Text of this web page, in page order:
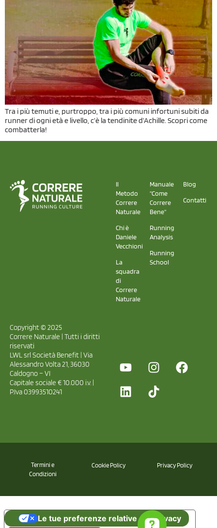
Tra i più temuti e, purtroppo, tra i più comuni infortuni subiti da
runner di ogni età e livello, c’è la tendinite d’Achille. Scopri come
combatterla!
Il
Metodo
Correre
Naturale
Chi è
Daniele
Vecchioni
La
squadra
di
Correre
Naturale
Manuale
"Come
Correre
Bene"
Running
Analysis
Running
School
Blog
Contatti
Copyright © 2025
Correre Naturale | Tutti i diritti
riservati
LWL srl Società Benefit | Via
Alessandro Volta 21, 36030
Caldogno – VI
Capitale sociale € 10.000 i.v. |
P.Iva 03993510241
Termini e
Condizioni
Cookie Policy Privacy Policy
Le tue preferenze relative alla privacy